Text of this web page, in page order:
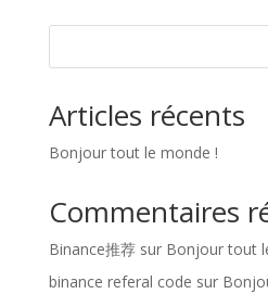
Articles récents
Bonjour tout le monde !
Commentaires
Binance推荐sur Bonjour tout
binance referal code sur